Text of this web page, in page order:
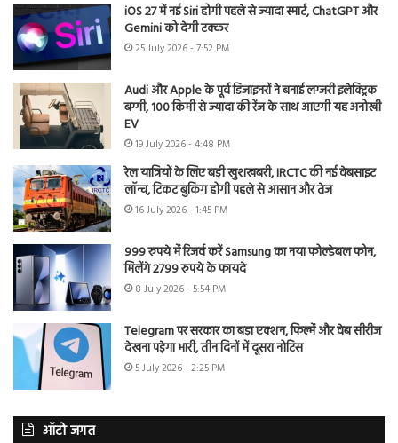
iOS 27 में नई Siri होगी पहले से ज्यादा स्मार्ट, ChatGPT और
Gemini को देगी टक्कर
25 July 2026 - 7:52 PM
Audi और Apple के पूर्व डिजाइनरों ने बनाई लग्जरी इलेक्ट्रिक
बग्गी, 100 किमी से ज्यादा की रेंज के साथ आएगी यह अनोखी
EV
19 July 2026 - 4:48 PM
रेल यात्रियों के लिए बड़ी खुशखबरी, IRCTC की नई वेबसाइट
लॉन्च, टिकट बुकिंग होगी पहले से आसान और तेज
16 July 2026 - 1:45 PM
999 रुपये में रिजर्व करें Samsung का नया फोल्डेबल फोन,
मिलेंगे 2799 रुपये के फायदे
8 July 2026 - 5:54 PM
Telegram पर सरकार का बड़ा एक्शन, फिल्में और वेब सीरीज
देखना पड़ेगा भारी, तीन दिनों में दूसरा नोटिस
5 July 2026 - 2:25 PM
ऑटो जगत